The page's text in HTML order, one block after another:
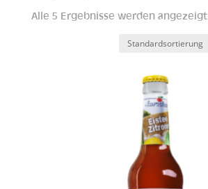
Alle 5 Ergebnisse werden angezeigt